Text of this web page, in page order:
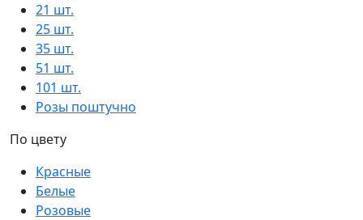
21 шт.
25 шт.
35 шт.
51 шт.
101 шт.
Розы поштучно
По цвету
Красные
Белые
Розовые